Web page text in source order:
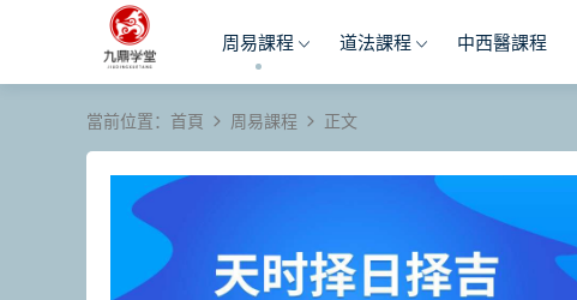
周易課程 道法課程 中西醫課程
當前位置： 首頁 周易課程 正文